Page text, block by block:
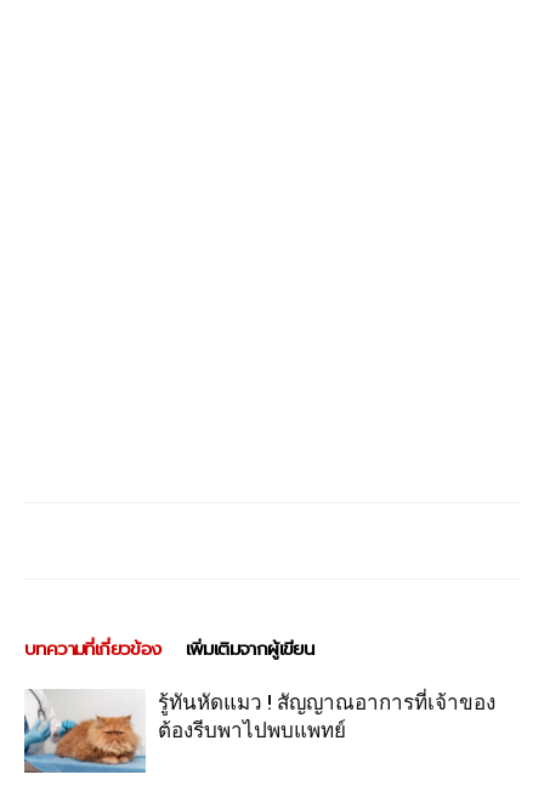
บทความที่เกี่ยวข้อง เพิ่มเติมจากผู้เขียน
รู้ทันหัดแมว ! สัญญาณอาการที่เจ้าของ
ต้องรีบพาไปพบแพทย์